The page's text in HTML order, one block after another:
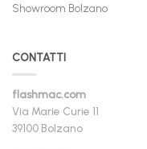
Showroom Bolzano
CONTATTI
flashmac.com
Via Marie Curie 11
39100 Bolzano